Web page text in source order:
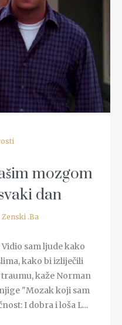
mozgom
dan
Zenski .Ba
sam ljude kako
kako bi izliječili
kaže Norman
"Mozak koji sam
I dobra i loša L...